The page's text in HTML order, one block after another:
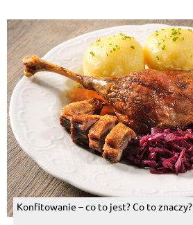
Konfitowanie – co to jest? Co to znaczy?